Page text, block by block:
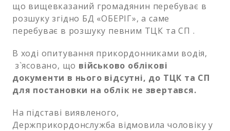
що вищевказаний громадянин перебуває в
розшуку згідно БД «ОБЕРІГ», а саме
перебуває в розшуку певним ТЦК та СП .
В ході опитування прикордонниками водія,
з`ясовано, що військово облікові
документи в нього відсутні, до ТЦК та СП
для постановки на облік не звертався.
На підставі виявленого,
Держприкордонслужба відмовила чоловіку у